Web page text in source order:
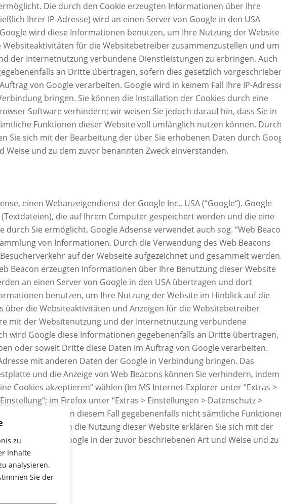
zu
Inhalte
analysieren.
Sie der
Die durch den Cookie erzeugten Informationen über Ihre
Ihrer IP-Adresse) wird an einen Server von Google in den USA
wird diese Informationen benutzen, um Ihre Nutzung der Website
für die Websitebetreiber zusammenzustellen und um
der Internetnutzung verbundene Dienstleistungen zu erbringen. Auch
an Dritte übertragen, sofern dies gesetzlich
von Google verarbeiten. Google wird in keinem Fall Ihre IP-
bringen. Sie können die Installation der Cookies durch eine
Software verhindern; wir weisen Sie jedoch darauf hin, dass Sie in
Funktionen dieser Website voll umfänglich nutzen können.
Sie sich mit der Bearbeitung der über Sie erhobenen Daten durch
und zu dem zuvor benannten Zweck einverstanden.
einen Webanzeigendienst der Google Inc., USA (“Google“). Google
(Textdateien), die auf Ihrem Computer gespeichert werden und die eine
durch Sie ermöglicht. Google Adsense verwendet auch sog. “Web
von Informationen. Durch die Verwendung des Web Beacons
auf der Webseite aufgezeichnet und gesammelt
Beacon erzeugten Informationen über Ihre Benutzung dieser Website
an einen Server von Google in den USA übertragen und dort
benutzen, um Ihre Nutzung der Website im Hinblick auf die
über die Websiteaktivitäten und Anzeigen für die Websitebetreiber
mit der Websitenutzung und der Internetnutzung verbundene
wird Google diese Informationen gegebenenfalls an Dritte übertragen,
oder soweit Dritte diese Daten im Auftrag von Google verarbeiten.
mit anderen Daten der Google in Verbindung bringen. Das
und die Anzeige von Web Beacons können Sie verhindern, indem
Cookies akzeptieren“ wählen (Im MS Internet-Explorer unter “Extras >
im Firefox unter “Extras > Einstellungen > Datenschutz >
hin, dass Sie in diesem Fall gegebenenfalls nicht sämtliche
können. Durch die Nutzung dieser Website erklären Sie sich mit der
Daten durch Google in der zuvor beschriebenen Art und Weise und zu